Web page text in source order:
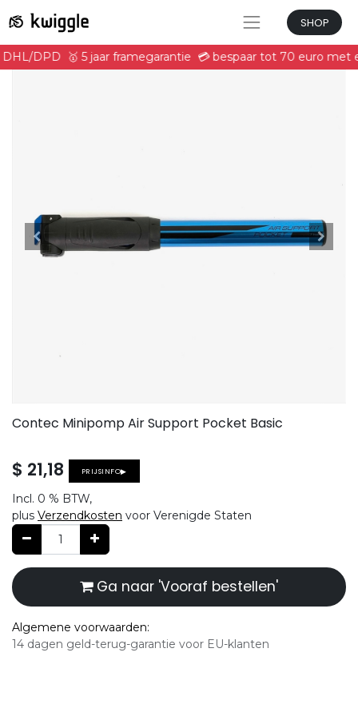
SHOP
DPD 🥇 5 jaar framegarantie 💳 bespaar tot 70 euro met
Contec Minipomp Air Support Pocket Basic
$ 21,18 PRIJSINFO▶
Incl. 0 % BTW,
plus Verzendkosten voor Verenigde Staten
Ga naar 'Vooraf bestellen'
Algemene voorwaarden:
14 dagen geld-terug-garantie voor EU-klanten